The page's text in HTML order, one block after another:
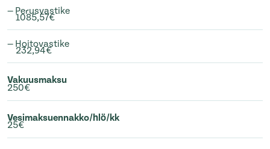
— Perusvastike
1085,57€
— Hoitovastike
232,94€
Vakuusmaksu
250€
Vesimaksuennakko/hlö/kk
25€